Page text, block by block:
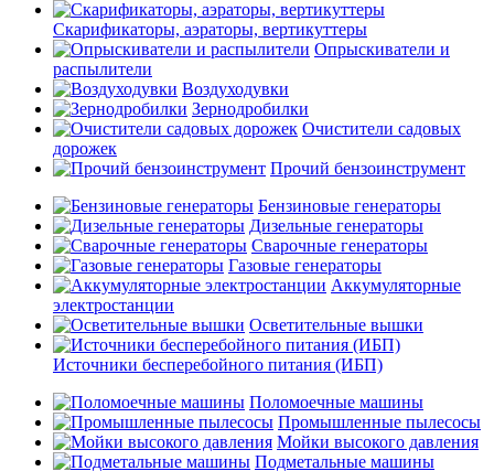
Скарификаторы, аэраторы, вертикуттеры
Опрыскиватели и
распылители
Воздуходувки
Зернодробилки
Очистители садовых
дорожек
Прочий бензоинструмент
Бензиновые генераторы
Дизельные генераторы
Сварочные генераторы
Газовые генераторы
Аккумуляторные
электростанции
Осветительные вышки
Источники бесперебойного питания (ИБП)
Поломоечные машины
Промышленные пылесосы
Мойки высокого давления
Подметальные машины